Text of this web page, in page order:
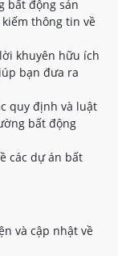
bất động sản
thông tin về
khuyên hữu ích
bạn đưa ra
quy định và luật
bất động
các dự án bất
và cập nhật về